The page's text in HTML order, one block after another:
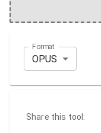
Format
OPUS
Share this tool: